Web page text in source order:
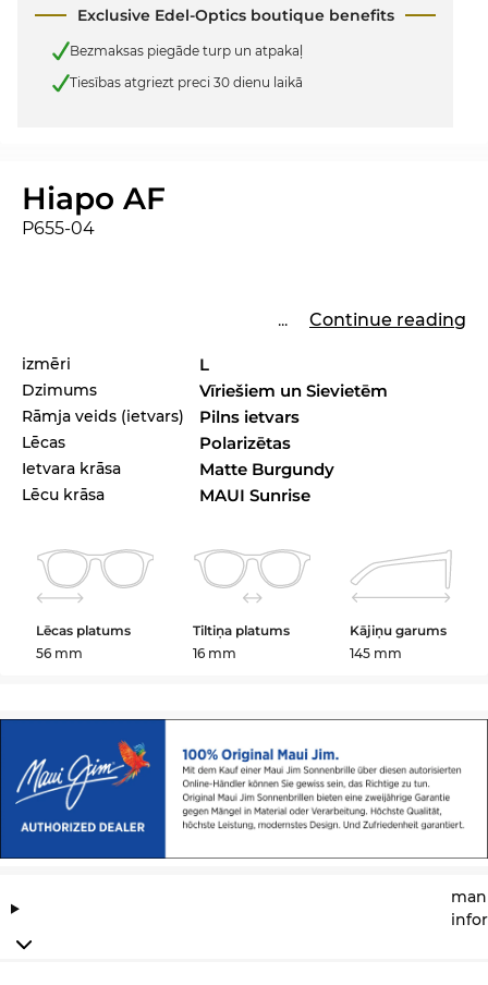
Exclusive Edel-Optics boutique benefits
Bezmaksas piegāde turp un atpakaļ
Tiesības atgriezt preci 30 dienu laikā
Hiapo AF
P655-04
... Continue reading
izmēri L
Dzimums Vīriešiem un Sievietēm
Rāmja veids (ietvars) Pilns ietvars
Lēcas Polarizētas
Ietvara krāsa Matte Burgundy
Lēcu krāsa MAUI Sunrise
Lēcas platums
56 mm
Tiltiņa platums
16 mm
Kājiņu garums
145 mm